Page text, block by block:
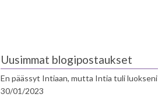
Uusimmat blogipostaukset
En päässyt Intiaan, mutta Intia tuli luokseni
30/01/2023